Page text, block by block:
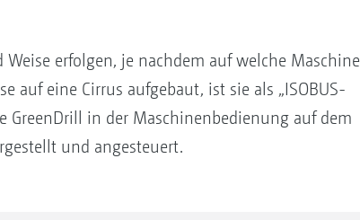
erfolgen, je nachdem auf welche Maschine
auf eine Cirrus aufgebaut, ist sie als „ISOBUS-
GreenDrill in der Maschinenbedienung auf dem
und angesteuert.